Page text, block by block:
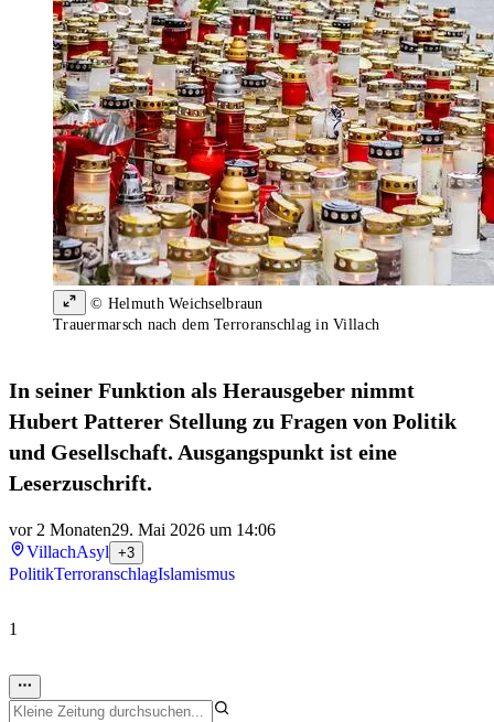
© Helmuth Weichselbraun
Trauermarsch nach dem Terroranschlag in Villach
In seiner Funktion als Herausgeber nimmt
Hubert Patterer Stellung zu Fragen von Politik
und Gesellschaft. Ausgangspunkt ist eine
Leserzuschrift.
vor 2 Monaten29. Mai 2026 um 14:06
VillachAsyl +3
PolitikTerroranschlagIslamismus
1